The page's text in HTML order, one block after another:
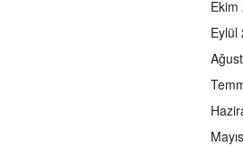
Ekim
Eylül